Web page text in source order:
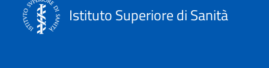
Istituto Superiore di Sanità